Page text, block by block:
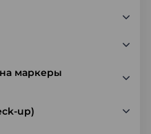
маркеры
up)